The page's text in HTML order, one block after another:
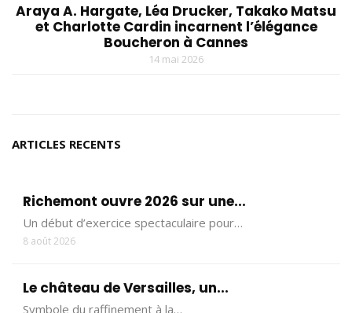
Araya A. Hargate, Léa Drucker, Takako Matsu
et Charlotte Cardin incarnent l’élégance
Boucheron à Cannes
14 mai 2026
ARTICLES RECENTS
Richemont ouvre 2026 sur une...
Un début d’exercice spectaculaire pour…
8 août 2026
Le château de Versailles, un...
Symbole du raffinement à la…